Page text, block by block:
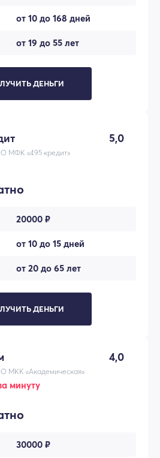
от 10 до 168 дней
от 19 до 55 лет
ДЕНЬГИ
5,0
МФК «495 кредит»
20000 ₽
от 10 до 15 дней
от 20 до 65 лет
ДЕНЬГИ
4,0
МКК «Академическая»
минуту
30000 ₽